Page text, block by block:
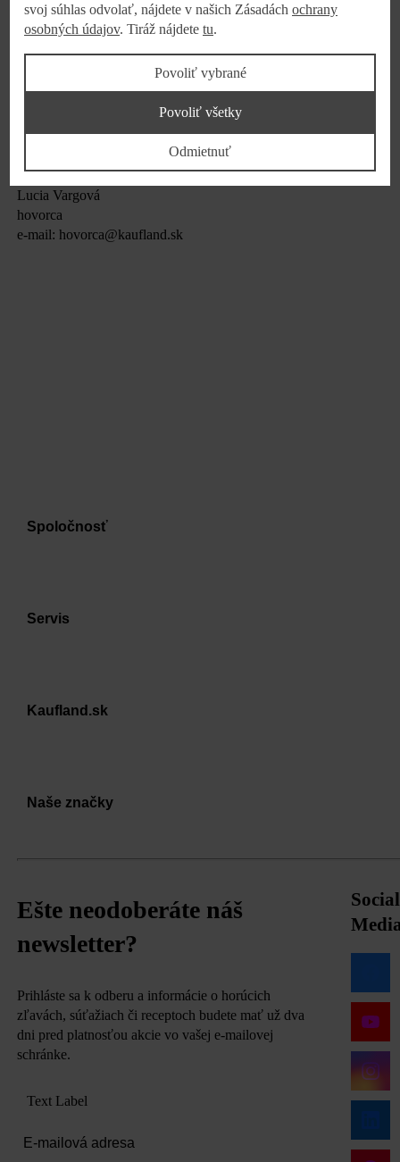
Kontakt pre médiá:
Lucia Vargová
hovorca
e-mail: hovorca@kaufland.sk
Spoločnosť
Servis
Kaufland.sk
Naše značky
Ešte neodoberáte náš
newsletter?
Prihláste sa k odberu a informácie o horúcich
zľavách, súťažiach či receptoch budete mať už dva
dni pred platnosťou akcie vo vašej e-mailovej
schránke.
Text Label
Social
svoj súhlas odvolať, nájdete v našich Zásadách ochrany
osobných údajov. Tiráž nájdete tu.
Povoliť vybrané
Odmietnuť
Povoliť všetky